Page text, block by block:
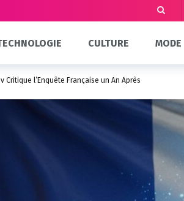
CULTURE MODE
Critique l’Enquête Française un An Après